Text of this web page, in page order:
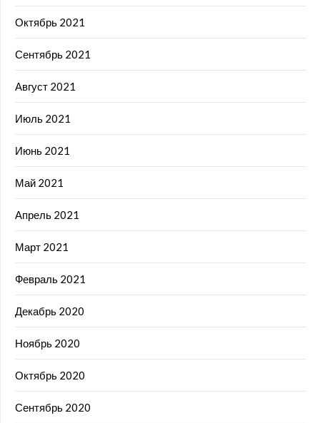
Октябрь 2021
Сентябрь 2021
Август 2021
Июль 2021
Июнь 2021
Май 2021
Апрель 2021
Март 2021
Февраль 2021
Декабрь 2020
Ноябрь 2020
Октябрь 2020
Сентябрь 2020